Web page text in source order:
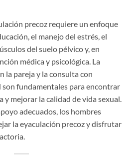
precoz requiere un enfoque
el manejo del estrés, el
del suelo pélvico y, en
médica y psicológica. La
la pareja y la consulta con
son fundamentales para encontrar
y mejorar la calidad de vida sexual.
adecuados, los hombres
la eyaculación precoz y disfrutar